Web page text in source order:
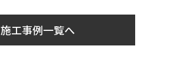
施工事例一覧へ